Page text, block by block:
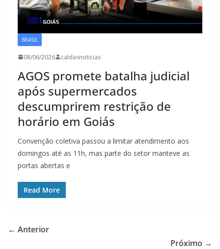
BRASIL
08/06/2026 caldasnoticias
AGOS promete batalha judicial
após supermercados
descumprirem restrição de
horário em Goiás
Convenção coletiva passou a limitar atendimento aos
domingos até as 11h, mas parte do setor manteve as
portas abertas e
Read More
← Anterior
Próximo →